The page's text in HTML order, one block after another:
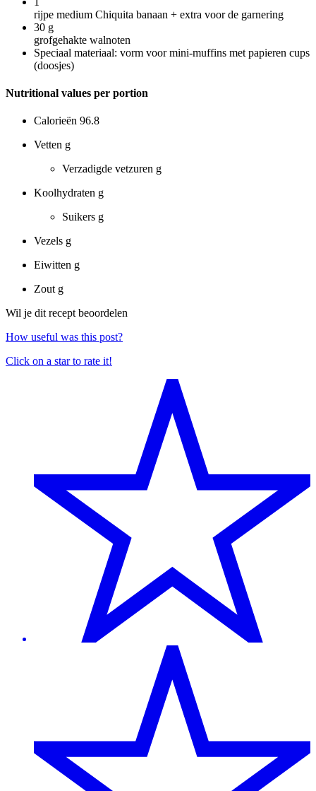
rijpe medium Chiquita banaan + extra voor de garnering
30 g
grofgehakte walnoten
Speciaal materiaal: vorm voor mini-muffins met papieren cups
(doosjes)
Nutritional values per portion
Calorieën 96.8
Vetten g
Verzadigde vetzuren g
Koolhydraten g
Suikers g
Vezels g
Eiwitten g
Zout g
Wil je dit recept beoordelen
How useful was this post?
Click on a star to rate it!